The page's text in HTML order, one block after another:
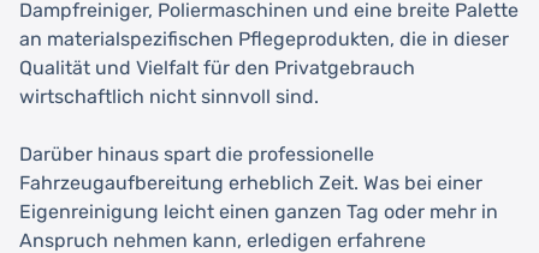
Dampfreiniger, Poliermaschinen und eine breite Palette
an materialspezifischen Pflegeprodukten, die in dieser
Qualität und Vielfalt für den Privatgebrauch
wirtschaftlich nicht sinnvoll sind.
Darüber hinaus spart die professionelle
Fahrzeugaufbereitung erheblich Zeit. Was bei einer
Eigenreinigung leicht einen ganzen Tag oder mehr in
Anspruch nehmen kann, erledigen erfahrene